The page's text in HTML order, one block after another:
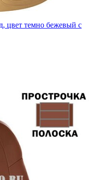
цвет темно бежевый с